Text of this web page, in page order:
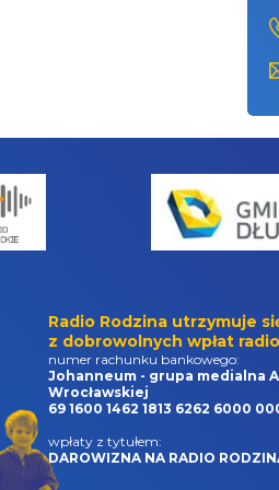
Radio Rodzina utrzymuje
z dobrowolnych wpłat
numer rachunku bankowego:
Johanneum - grupa medialna
Wrocławskiej
69 1600 1462 1813 6262 6000
wpłaty z tytułem:
DAROWIZNA NA RADIO